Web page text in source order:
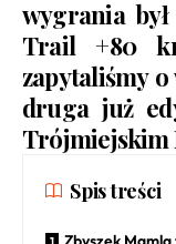
wygrania
Trail +80
zapytaliśmy
druga już
Trójmiejskim
Spis treści